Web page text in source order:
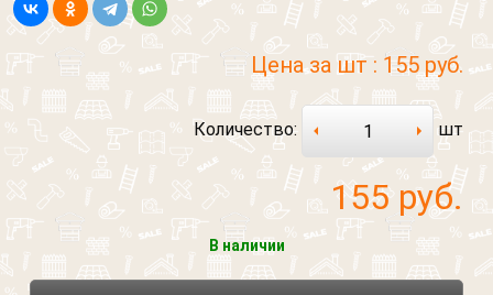
Цена за шт : 155 руб.
Количество: шт
155 руб.
В наличии